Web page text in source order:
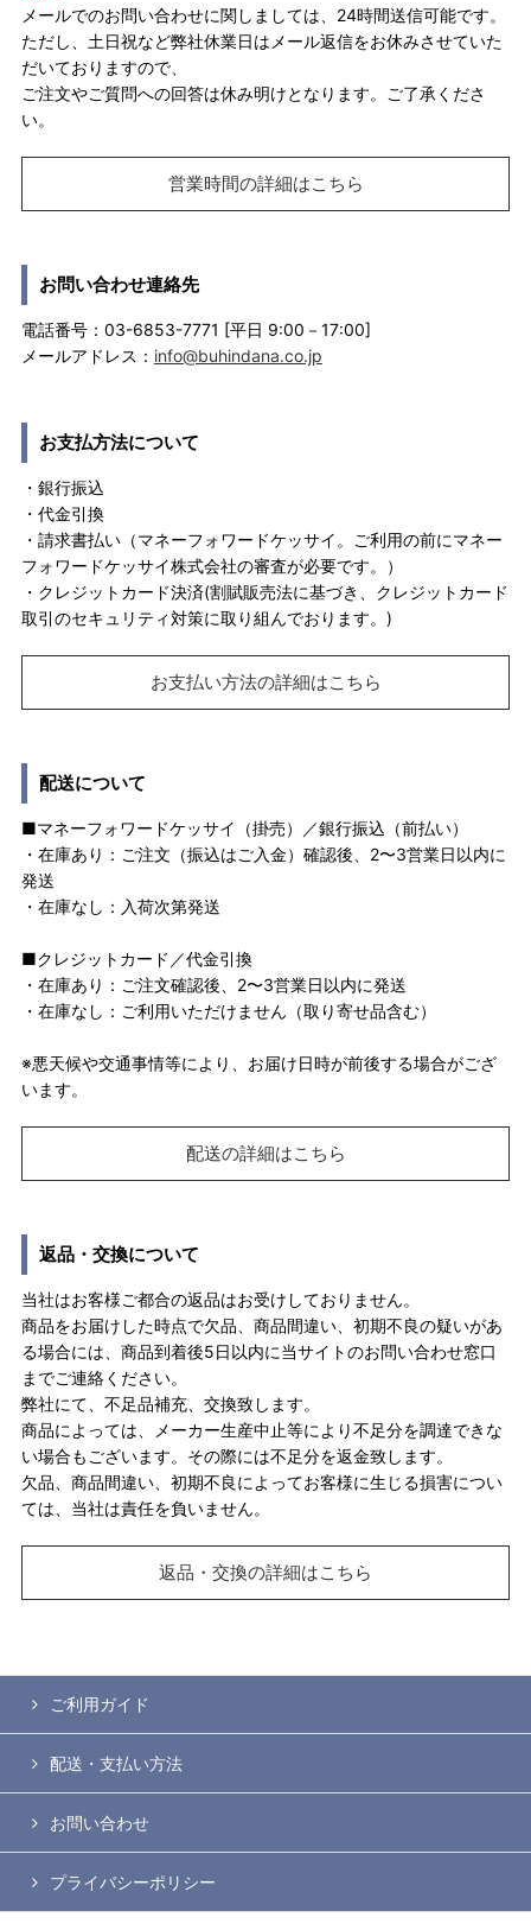
メールでのお問い合わせに関しましては、24時間送信可能です。
ただし、土日祝など弊社休業日はメール返信をお休みさせていた
だいておりますので、
ご注文やご質問への回答は休み明けとなります。ご了承くださ
い。
営業時間の詳細はこちら
お問い合わせ連絡先
電話番号：03-6853-7771 [平日 9:00－17:00]
メールアドレス： info@buhindana.co.jp
お支払方法について
・銀行振込
・代金引換
・請求書払い（マネーフォワードケッサイ。ご利用の前にマネー
フォワードケッサイ株式会社の審査が必要です。）
・クレジットカード決済(割賦販売法に基づき、クレジットカード
取引のセキュリティ対策に取り組んでおります。)
お支払い方法の詳細はこちら
配送について
■マネーフォワードケッサイ（掛売）／銀行振込（前払い）
・在庫あり：ご注文（振込はご入金）確認後、2〜3営業日以内に
発送
・在庫なし：入荷次第発送
■クレジットカード／代金引換
・在庫あり：ご注文確認後、2〜3営業日以内に発送
・在庫なし：ご利用いただけません（取り寄せ品含む）
※悪天候や交通事情等により、お届け日時が前後する場合がござ
います。
配送の詳細はこちら
返品・交換について
当社はお客様ご都合の返品はお受けしておりません。
商品をお届けした時点で欠品、商品間違い、初期不良の疑いがあ
る場合には、商品到着後5日以内に当サイトのお問い合わせ窓口
までご連絡ください。
弊社にて、不足品補充、交換致します。
商品によっては、メーカー生産中止等により不足分を調達できな
い場合もございます。その際には不足分を返金致します。
欠品、商品間違い、初期不良によってお客様に生じる損害につい
ては、当社は責任を負いません。
返品・交換の詳細はこちら
ご利用ガイド
配送・支払い方法
お問い合わせ
プライバシーポリシー